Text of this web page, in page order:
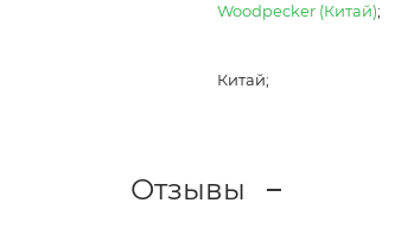
Woodpecker (Китай);
Китай;
Отзывы